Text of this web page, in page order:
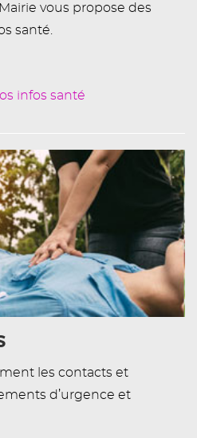
vous propose des
santé.
infos santé
les contacts et
d’urgence et